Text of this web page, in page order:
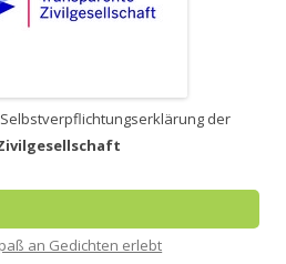
der
an Gedichten erlebt